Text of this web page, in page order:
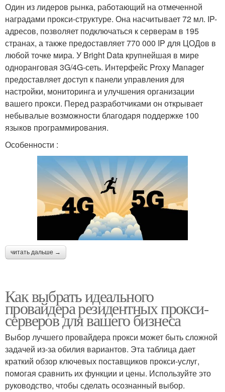
Один из лидеров рынка, работающий на отмеченной
наградами прокси-структуре. Она насчитывает 72 мл. IP-
адресов, позволяет подключаться к серверам в 195
странах, а также предоставляет 770 000 IP для ЦОДов в
любой точке мира. У Bright Data крупнейшая в мире
одноранговая 3G/4G-сеть. Интерфейс Proxy Manager
предоставляет доступ к панели управления для
настройки, мониторинга и улучшения организации
вашего прокси. Перед разработчиками он открывает
небывалые возможности благодаря поддержке 100
языков программирования.
Особенности :
читать дальше →
Как выбрать идеального
провайдера резидентных прокси-
серверов для вашего бизнеса
Выбор лучшего провайдера прокси может быть сложной
задачей из-за обилия вариантов. Эта таблица дает
краткий обзор ключевых поставщиков прокси-услуг,
помогая сравнить их функции и цены. Используйте это
руководство, чтобы сделать осознанный выбор.